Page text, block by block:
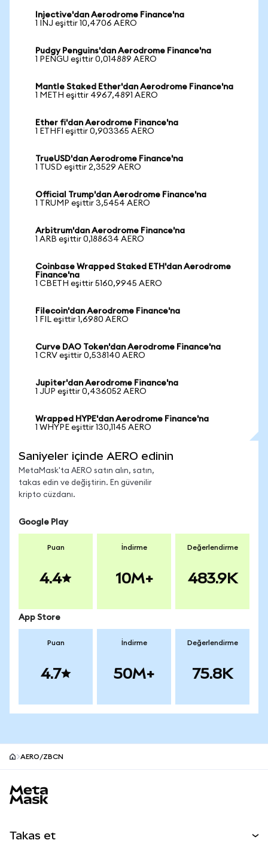
Injective'dan Aerodrome Finance'na
1 INJ eşittir 10,4706 AERO
Pudgy Penguins'dan Aerodrome Finance'na
1 PENGU eşittir 0,014889 AERO
Mantle Staked Ether'dan Aerodrome Finance'na
1 METH eşittir 4967,4891 AERO
Ether fi'dan Aerodrome Finance'na
1 ETHFI eşittir 0,903365 AERO
TrueUSD'dan Aerodrome Finance'na
1 TUSD eşittir 2,3529 AERO
Official Trump'dan Aerodrome Finance'na
1 TRUMP eşittir 3,5454 AERO
Arbitrum'dan Aerodrome Finance'na
1 ARB eşittir 0,188634 AERO
Coinbase Wrapped Staked ETH'dan Aerodrome
Finance'na
1 CBETH eşittir 5160,9945 AERO
Filecoin'dan Aerodrome Finance'na
1 FIL eşittir 1,6980 AERO
Curve DAO Token'dan Aerodrome Finance'na
1 CRV eşittir 0,538140 AERO
Jupiter'dan Aerodrome Finance'na
1 JUP eşittir 0,436052 AERO
Wrapped HYPE'dan Aerodrome Finance'na
1 WHYPE eşittir 130,1145 AERO
Saniyeler içinde AERO edinin
MetaMask'ta AERO satın alın, satın,
takas edin ve değiştirin. En güvenilir
kripto cüzdanı.
Google Play
Puan
4.4
İndirme
10M+
Değerlendirme
483.9K
App Store
Puan
4.7
İndirme
50M+
Değerlendirme
75.8K
AERO/ZBCN
Takas et